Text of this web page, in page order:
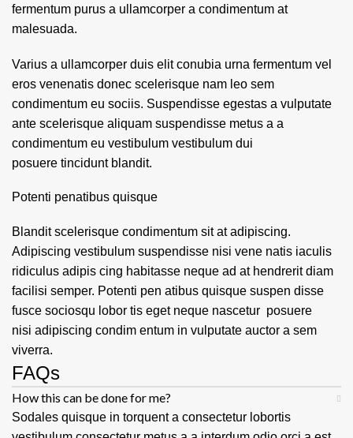
fermentum purus a ullamcorper a condimentum at
malesuada.
Varius a ullamcorper duis elit conubia urna fermentum vel
eros venenatis donec scelerisque nam leo sem
condimentum eu sociis. Suspendisse egestas a vulputate
ante scelerisque aliquam suspendisse metus a a
condimentum eu vestibulum vestibulum dui
posuere tincidunt blandit.
Potenti penatibus quisque
Blandit scelerisque condimentum sit at adipiscing.
Adipiscing vestibulum suspendisse nisi vene natis iaculis
ridiculus adipis cing habitasse neque ad at hendrerit diam
facilisi semper. Potenti pen atibus quisque suspen disse
fusce sociosqu lobor tis eget neque nascetur posuere
nisi adipiscing condim entum in vulputate auctor a sem
viverra.
FAQs
How this can be done for me?
Sodales quisque in torquent a consectetur lobortis